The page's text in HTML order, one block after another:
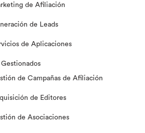
de Afiliación
de Leads
de Aplicaciones
de Campañas de Afiliación
de Editores
de Asociaciones